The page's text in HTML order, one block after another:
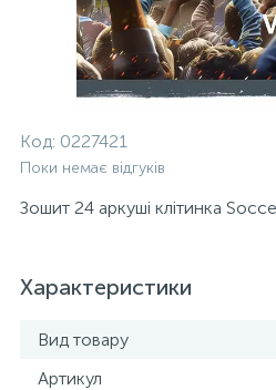
Код: 0227421
Поки немає відгуків
Зошит 24 аркуші клітинка
Характеристики
Вид товару
Артикул